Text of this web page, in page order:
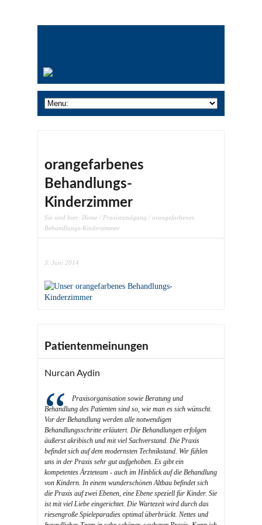
orangefarbenes
Behandlungs-
Kinderzimmer
Sie sind hier: Home / Praxisrundgang / orangefarbenes
Behandlungs-Kinderzimmer
3. Juni 2014
Patientenmeinungen
Nurcan Aydin
Praxisorganisation sowie Beratung und
Behandlung des Patienten sind so, wie man es sich wünscht.
Vor der Behandlung werden alle notwendigen
Behandlungsschritte erläutert. Die Behandlungen erfolgen
äußerst akribisch und mit viel Sachverstand. Die Praxis
befindet sich auf dem modernsten Technikstand. Wir fühlen
uns in der Praxis sehr gut aufgehoben. Es gibt ein
kompetentes Ärzteteam - auch im Hinblick auf die Behandlung
von Kindern. In einem wunderschönen Altbau befindet sich
die Praxis auf zwei Ebenen, eine Ebene speziell für Kinder. Sie
ist mit viel Liebe eingerichtet. Die Wartezeit wird durch das
riesengroße Spieleparadies optimal überbrückt. Nettes und